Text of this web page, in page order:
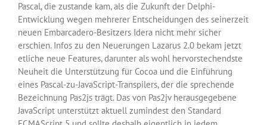
Pascal, die zustande kam, als die Zukunft der Delphi-
Entwicklung wegen mehrerer Entscheidungen des seinerzeit
neuen Embarcadero-Besitzers Idera nicht mehr sicher
erschien. Infos zu den Neuerungen Lazarus 2.0 bekam jetzt
etliche neue Features, darunter als wohl hervorstechendste
Neuheit die Unterstützung für Cocoa und die Einführung
eines Pascal-zu-JavaScript-Transpilers, der die sprechende
Bezeichnung Pas2js trägt. Das von Pas2jv herausgegebene
JavaScript unterstützt aktuell zumindest den Standard